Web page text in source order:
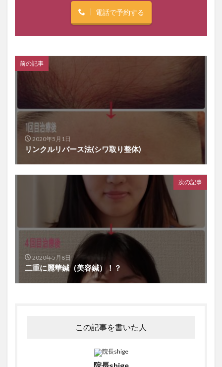
電話で予約する
前の記事
2020年5月1日
リンクルリバース法(シワ取り整体)
次の記事
2020年5月8日
二重に麗華鍼（美容鍼）！？
この記事を書いた人